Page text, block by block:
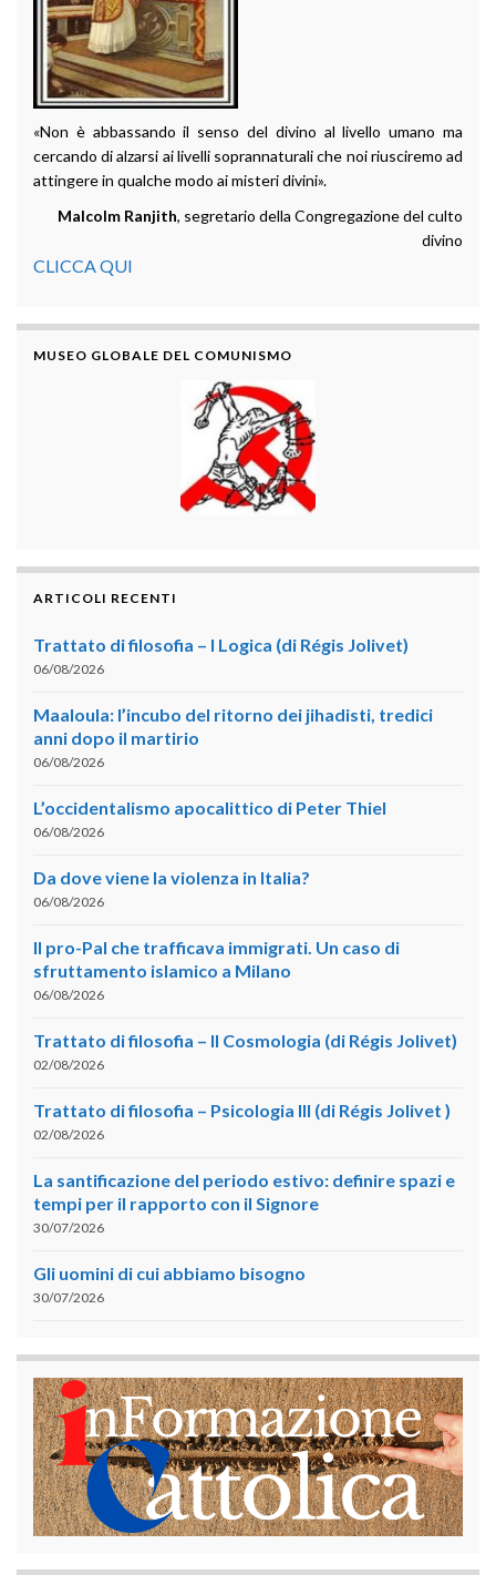
«Non è abbassando il senso del divino al livello umano ma
cercando di alzarsi ai livelli soprannaturali che noi riusciremo ad
attingere in qualche modo ai misteri divini».
Malcolm Ranjith, segretario della Congregazione del culto
divino
CLICCA QUI
MUSEO GLOBALE DEL COMUNISMO
ARTICOLI RECENTI
Trattato di filosofia – I Logica (di Régis Jolivet)
06/08/2026
Maaloula: l’incubo del ritorno dei jihadisti, tredici
anni dopo il martirio
06/08/2026
L’occidentalismo apocalittico di Peter Thiel
06/08/2026
Da dove viene la violenza in Italia?
06/08/2026
Il pro-Pal che trafficava immigrati. Un caso di
sfruttamento islamico a Milano
06/08/2026
Trattato di filosofia – II Cosmologia (di Régis Jolivet)
02/08/2026
Trattato di filosofia – Psicologia III (di Régis Jolivet )
02/08/2026
La santificazione del periodo estivo: definire spazi e
tempi per il rapporto con il Signore
30/07/2026
Gli uomini di cui abbiamo bisogno
30/07/2026